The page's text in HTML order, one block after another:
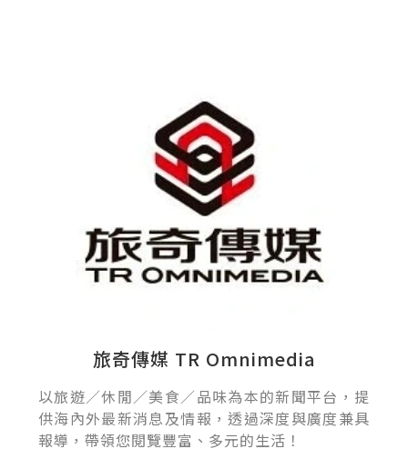
旅奇傳媒 TR Omnimedia
以旅遊／休閒／美食／品味為本的新聞平台，提
供海內外最新消息及情報，透過深度與廣度兼具
報導，帶領您閱覽豐富、多元的生活！